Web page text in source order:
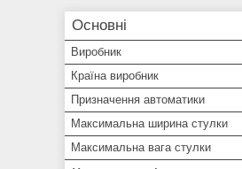
Основні
Виробник
Країна виробник
Призначення автоматики
Максимальна ширина стулки
Максимальна вага стулки